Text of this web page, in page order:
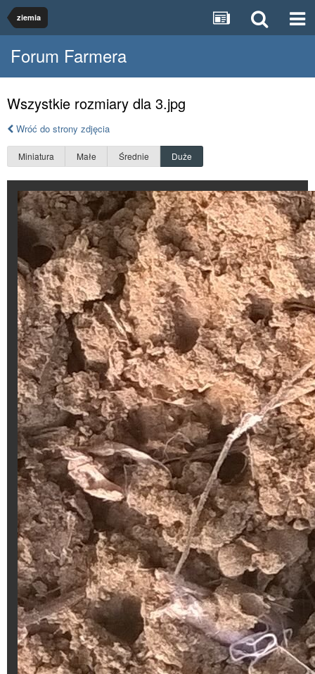
ziemia
Forum Farmera
Wszystkie rozmiary dla 3.jpg
Wróć do strony zdjęcia
Miniatura Małe Średnie Duże